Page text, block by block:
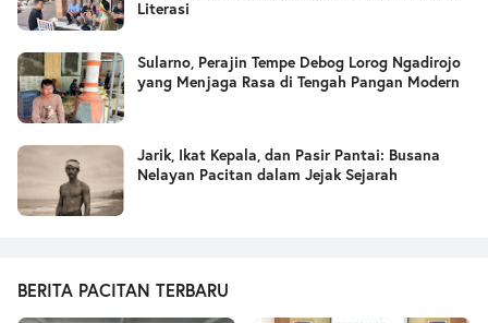
Literasi
Sularno, Perajin Tempe Debog Lorog Ngadirojo
yang Menjaga Rasa di Tengah Pangan Modern
Jarik, Ikat Kepala, dan Pasir Pantai: Busana
Nelayan Pacitan dalam Jejak Sejarah
BERITA PACITAN TERBARU